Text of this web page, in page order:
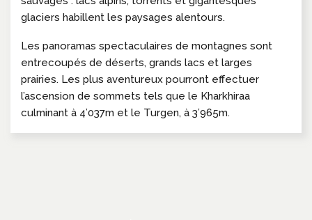
glaciers habillent les paysages alentours.
Les panoramas spectaculaires de montagnes sont
entrecoupés de déserts, grands lacs et larges
prairies. Les plus aventureux pourront effectuer
l’ascension de sommets tels que le Kharkhiraa
culminant à 4’037m et le Turgen, à 3’965m.